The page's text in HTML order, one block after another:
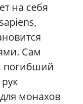
на себя
Сам
погибший
монахов